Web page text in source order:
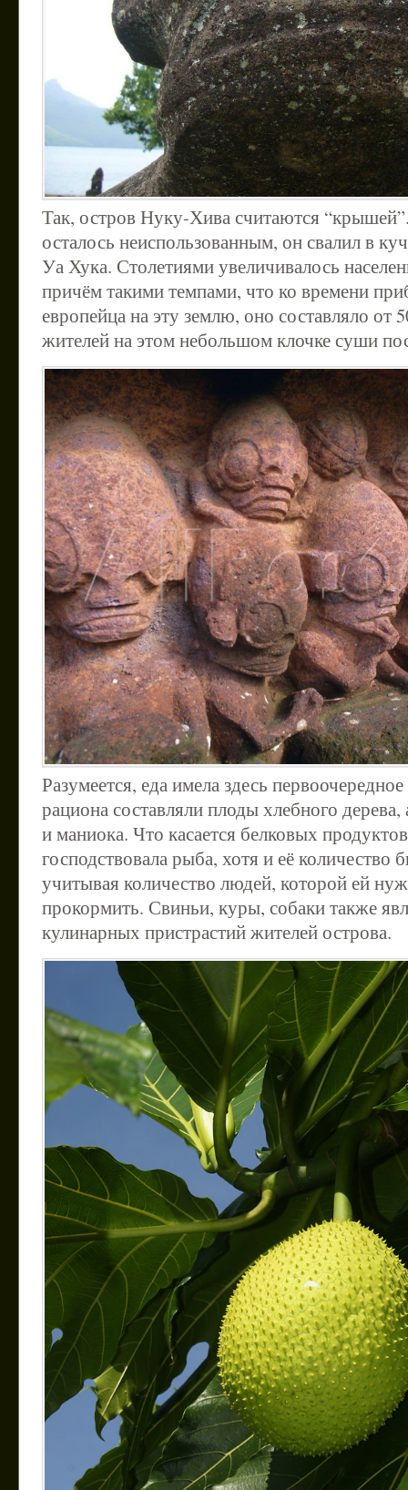
Так, остров Нуку-Хива считаются
осталось неиспользованным, он свалил в
Уа Хука. Столетиями увеличивалось
причём такими темпами, что ко времени
европейца на эту землю, оно составляло от
жителей на этом небольшом клочке суши
Разумеется, еда имела здесь
рациона составляли плоды хлебного
и маниока. Что касается белковых
господствовала рыба, хотя и её количество
учитывая количество людей, которой ей
прокормить. Свиньи, куры, собаки также
кулинарных пристрастий жителей острова.